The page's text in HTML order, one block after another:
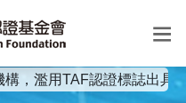
選
構，濫用TAF認證標誌出具